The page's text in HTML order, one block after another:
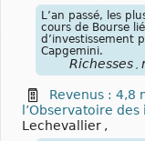
L’an passé, les
cours de Bourse
d’investissement
Capgemini.
Richesses
Revenus : 4,8
l’Observatoire
Lechevallier ,